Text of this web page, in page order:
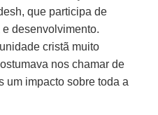
que participa de
desenvolvimento.
cristã muito
nos chamar de
um impacto sobre toda a